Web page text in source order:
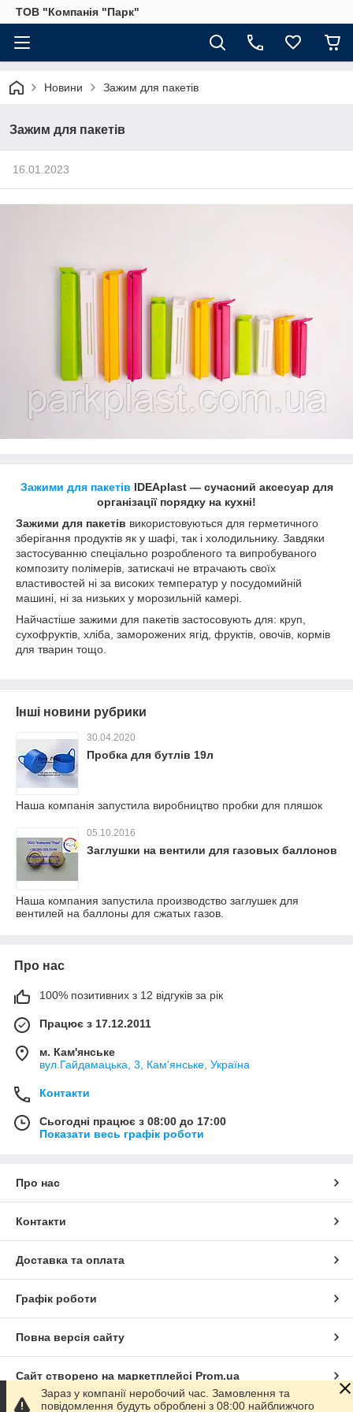
ТОВ "Компанія "Парк"
Новини Зажим для пакетів
Зажим для пакетів
16.01.2023
Зажими для пакетів IDEAplast — сучасний аксесуар для
організації порядку на кухні!
Зажими для пакетів використовуються для герметичного
зберігання продуктів як у шафі, так і холодильнику. Завдяки
застосуванню спеціально розробленого та випробуваного
композиту полімерів, затискачі не втрачають своїх
властивостей ні за високих температур у посудомийній
машині, ні за низьких у морозильній камері.
Найчастіше зажими для пакетів застосовують для: круп,
сухофруктів, хліба, заморожених ягід, фруктів, овочів, кормів
для тварин тощо.
Інші новини рубрики
30.04.2020
Пробка для бутлів 19л
Наша компанія запустила виробництво пробки для пляшок
05.10.2016
Заглушки на вентили для газовых баллонов
Наша компания запустила производство заглушек для
вентилей на баллоны для сжатых газов.
Про нас
100% позитивних з 12 відгуків за рік
Працює з 17.12.2011
м. Кам'янське
вул.Гайдамацька, 3, Кам'янське, Україна
Контакти
Сьогодні працює з 08:00 до 17:00
Показати весь графік роботи
Про нас
Контакти
Доставка та оплата
Графік роботи
Повна версія сайту
Сайт створено на маркетплейсі Prom.ua
Зараз у компанії неробочий час. Замовлення та
повідомлення будуть оброблені з 08:00 найближчого